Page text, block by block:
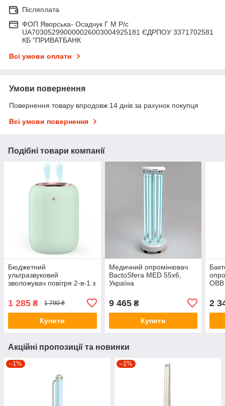
Післяплата
ФОП Яворська- Осадчук Г М Р/c
UA703052990000026003004925181 ЄДРПОУ 3371702581
КБ "ПРИВАТБАНК
Всі умови оплати
Умови повернення
Повернення товару впродовж 14 днів за рахунок покупця
Всі умови повернення
Подібні товари компанії
Бюджетний
ультразвуковий
зволожувач повітря 2-в-1 з
бактерицидною уф
лампою Alto-101 білий
1 285 ₴ 1 790 ₴
Купити
Медичний опромінювач
BactoSfera MED 55x6,
Україна
9 465₴
Купити
2
Акційні пропозиції та новинки
–1% –1%